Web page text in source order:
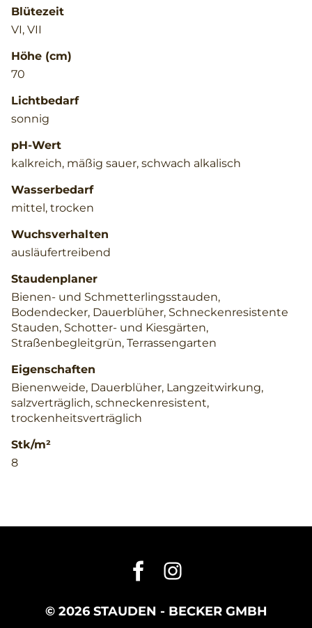
Blütezeit
VI, VII
Höhe (cm)
70
Lichtbedarf
sonnig
pH-Wert
kalkreich, mäßig sauer, schwach alkalisch
Wasserbedarf
mittel, trocken
Wuchsverhalten
ausläufertreibend
Staudenplaner
Bienen- und Schmetterlingsstauden,
Bodendecker, Dauerblüher, Schneckenresistente
Stauden, Schotter- und Kiesgärten,
Straßenbegleitgrün, Terrassengarten
Eigenschaften
Bienenweide, Dauerblüher, Langzeitwirkung,
salzverträglich, schneckenresistent,
trockenheitsverträglich
Stk/m²
8
© 2026 STAUDEN - BECKER GMBH